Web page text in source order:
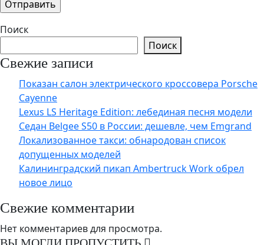
Поиск
Поиск
Свежие записи
Показан салон электрического кроссовера Porsche
Cayenne
Lexus LS Heritage Edition: лебединая песня модели
Седан Belgee S50 в России: дешевле, чем Emgrand
Локализованное такси: обнародован список
допущенных моделей
Калининградский пикап Ambertruck Work обрел
новое лицо
Свежие комментарии
Нет комментариев для просмотра.